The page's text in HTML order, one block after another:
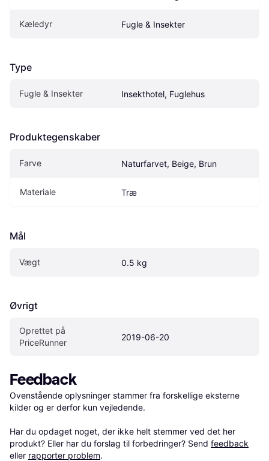
Kæledyr Fugle & Insekter
Type
Fugle & Insekter Insekthotel, Fuglehus
Produktegenskaber
Farve Naturfarvet, Beige, Brun
Materiale Træ
Mål
Vægt 0.5 kg
Øvrigt
Oprettet på
PriceRunner
2019-06-20
Feedback
Ovenstående oplysninger stammer fra forskellige eksterne
kilder og er derfor kun vejledende.
Har du opdaget noget, der ikke helt stemmer ved det her
produkt? Eller har du forslag til forbedringer? Send feedback
eller rapporter problem.